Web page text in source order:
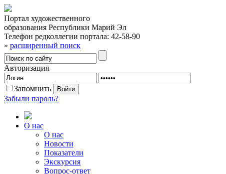
Портал художественного
образования Республики Марий Эл
Телефон редколлегии портала: 42-58-90
» расширенный поиск
Авторизация
Запомнить
Забыли пароль?
О нас
О нас
Новости
Показатели
Экскурсия
Вопрос-ответ